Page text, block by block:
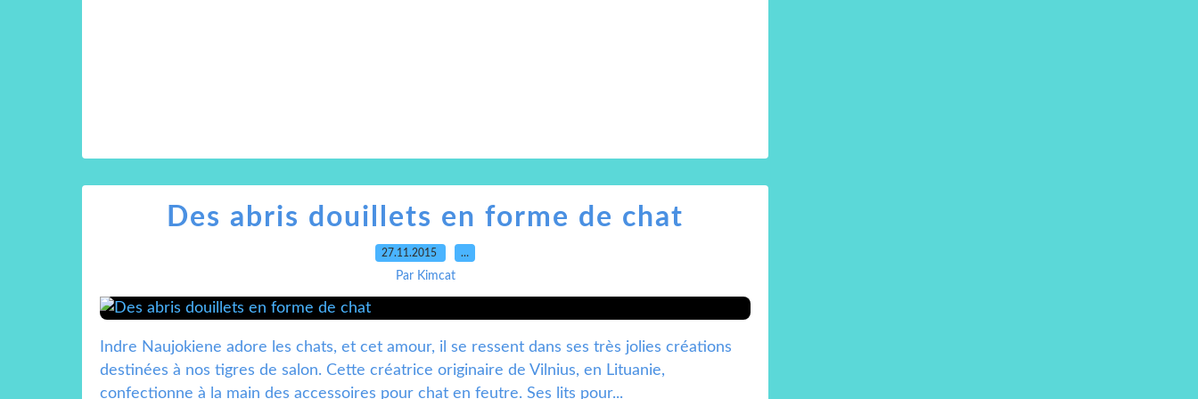
Des abris douillets en forme de chat
27.11.2015 …
Par Kimcat
Indre Naujokiene adore les chats, et cet amour, il se ressent dans ses très jolies créations
destinées à nos tigres de salon. Cette créatrice originaire de Vilnius, en Lituanie,
confectionne à la main des accessoires pour chat en feutre. Ses lits pour...